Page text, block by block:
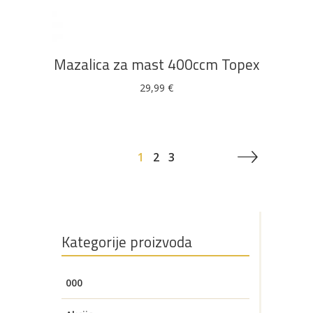
Mazalica za mast 400ccm Topex
29,99 €
1 2 3
Kategorije proizvoda
000